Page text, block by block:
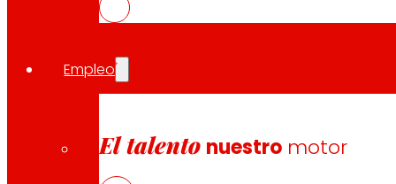
Empleo
El talento nuestro motor
EROSKI amplía su campaña de ayuda a los
Compartir en: